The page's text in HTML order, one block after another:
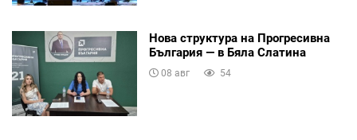
Нова структура на Прогресивна
България — в Бяла Слатина
08 авг 54